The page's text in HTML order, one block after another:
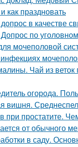
как праздновать
в качестве
по
мочеполовой
Чай из веток
огорода.
вишня.
при простатите.
от обычного
в саду.